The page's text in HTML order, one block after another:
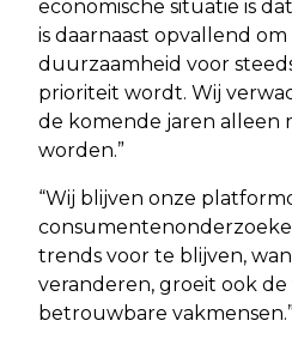
economische situatie is
is daarnaast opvallend
duurzaamheid voor
prioriteit wordt. Wij
de komende jaren alleen
worden.”
“Wij blijven onze
trends voor te blijven,
veranderen, groeit ook de
betrouwbare